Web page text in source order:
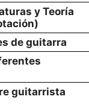
y Teoría
de guitarra
guitarrista